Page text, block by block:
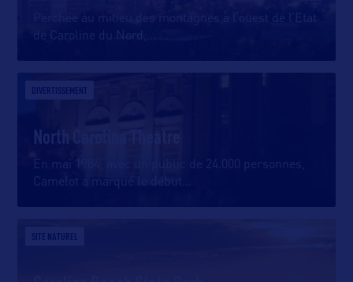
Perchée au milieu des montagnes à l’ouest de l’Etat
de Caroline du Nord,
DIVERTISSEMENT
North Carolina Theatre
En mai 1984, avec un public de 24.000 personnes,
Camelot a marqué le début
SITE NATUREL